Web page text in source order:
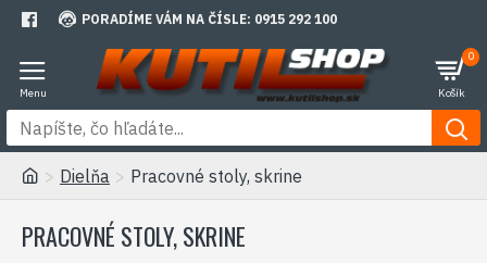
PORADÍME VÁM NA ČÍSLE: 0915 292 100
0
Dielňa Pracovné stoly, skrine
PRACOVNÉ STOLY, SKRINE